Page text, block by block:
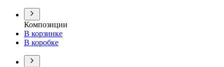
Композиции
В корзинке
В коробке